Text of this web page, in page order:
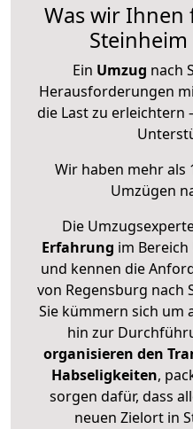
Was wir
Ein Umzug nach
Herausforderungen
die Last zu erleichtern
Wir haben mehr als
Umzügen
Die
Erfahrung im
und kennen die
von Regensburg nach
Sie kümmern sich um
hin zur
organisieren den
Habseligkeiten,
sorgen dafür, dass
neuen Zielort in